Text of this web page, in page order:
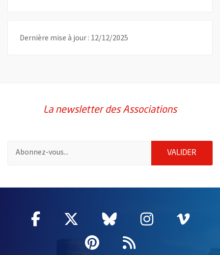
Dernière mise à jour : 12/12/2025
La newsletter des Associations
VALIDER
Facebook
, Ouvre une nouvelle fenêtre
Twitter
, Ouvre une nouvelle
Bluesky
, Ouvre une
Instagram
, Ouvre
,
Pinterest
, Ouvre une
Flux RSS